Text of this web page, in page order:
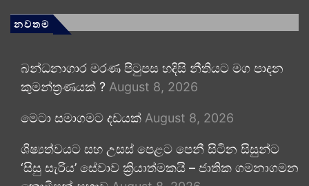
නවතම
බන්ධනාගාර මරණ පිටුපස හදිසි නීතියට මග පාදන
කුමන්ත්‍රණයක් ? August 8, 2026
මෙටා සමාගමට දඩයක් August 8, 2026
ශිෂ්‍යත්වයට සහ උසස් පෙළට පෙනී සිටින සිසුන්ට
‘සිසු සැරිය’ සේවාව ක්‍රියාත්මකයි – ජාතික ගමනාගමන